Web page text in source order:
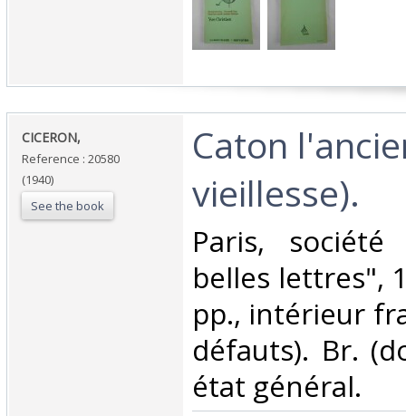
‎CICERON,‎
Reference : 20580
(1940)
See the book
‎Caton
vieillesse).‎
‎Paris,
belles lettres",
pp., intérieur
défauts). Br.
état général.‎